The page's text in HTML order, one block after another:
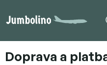
obsah
Doprava a